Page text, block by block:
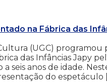
na Fábrica das
(UGC) programou
das Infâncias Japy
seis anos de idade.
do espetáculo